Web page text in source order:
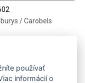
/ Carobels
tomu
používať
informácií o